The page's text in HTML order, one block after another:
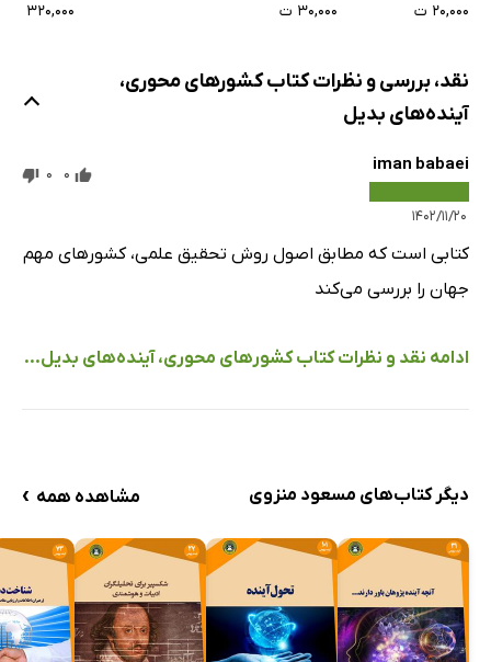
۲۰,۰۰۰ ت
۳۰,۰۰۰ ت
۳۲۰,۰۰۰ ت
نقد، بررسی و نظرات کتاب کشورهای محوری،
آینده‌های بدیل
iman babaei
۱۴۰۲/۱۱/۲۰
0
0
کتابی است که مطابق اصول روش تحقیق علمی، کشورهای مهم
جهان را بررسی می‌کند
ادامه نقد و نظرات کتاب کشورهای محوری، آینده‌های بدیل...
دیگر کتاب‌های مسعود منزوی مشاهده همه ›